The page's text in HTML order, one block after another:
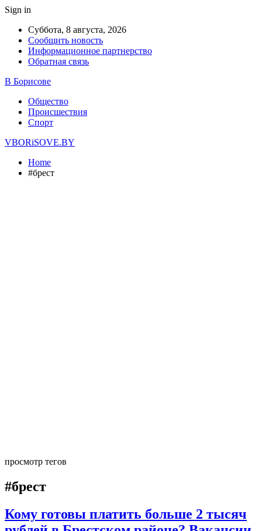
Sign in
Суббота, 8 августа, 2026
Сообщить новость
Информационное партнерство
Обратная связь
В Борисове
Общество
Происшествия
Спорт
VBORiSOVE.BY
Home
#брест
просмотр тегов
#брест
Кому готовы платить больше 2 тысяч